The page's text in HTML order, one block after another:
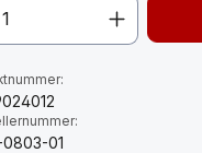
01